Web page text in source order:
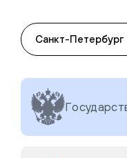
Санкт-Петербург